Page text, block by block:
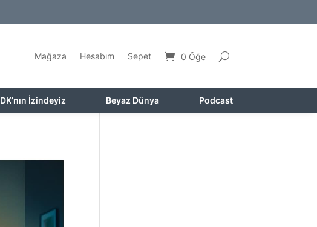
Mağaza Hesabım Sepet 0 Öğe
DK’nın İzindeyiz Beyaz Dünya Podcast